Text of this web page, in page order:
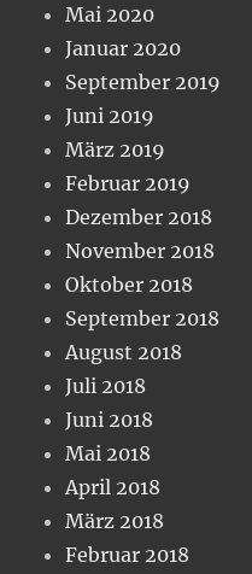
Mai 2020
Januar 2020
September 2019
Juni 2019
März 2019
Februar 2019
Dezember 2018
November 2018
Oktober 2018
September 2018
August 2018
Juli 2018
Juni 2018
Mai 2018
April 2018
März 2018
Februar 2018